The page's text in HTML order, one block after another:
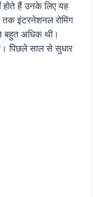
होते हैं उनके लिए यह
तक इंटरनेशनल रोमिंग
बहुत अधिक थी।
पिछले साल से सुधार